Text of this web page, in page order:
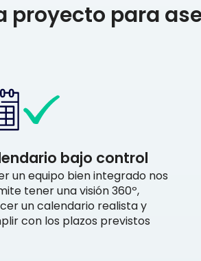
proyecto para
bajo control
un equipo bien integrado nos
tener una visión 360º,
un calendario realista y
con los plazos previstos